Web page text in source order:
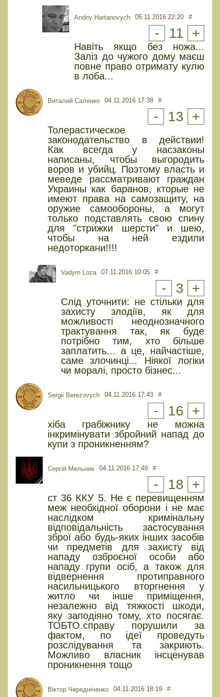
Andriy Hartanovych 05.11.2016 22:20 #
- 11 +
Навіть якщо без ножа...
Заліз до чужого дому маєш
повне право отримату кулю
в лоба...
Виталий Саленко 04.11.2016 17:38 #
- 13 +
Толерастическое
законодательство в действии!
Как всегда у насзаконы
написаны, чтобы выгородить
воров и убийц. Поэтому власть и
меведе рассматривают граждан
Украины как баранов, кторые не
имеют права на самозащиту, на
оружие самообороны, а могут
только подставлять свою спину
для "стрижки шерсти" и шею,
чтобы на ней ездили
недоторкани!!!!
Vadym Loza 07.11.2016 10:05 #
- 3 +
Слід уточнити: не стільки для
захисту злодіїв, як для
можливості неоднозначного
трактування так, як буде
потрібно тим, хто більше
заплатить... а це, найчастіше,
саме злочинці... Ніякої логіки
чи моралі, просто бізнес...
Sergii Berezovych 04.11.2016 17:43 #
- 16 +
хіба грабіжнику не можна
інкримінувати збройний напад до
купи з проникненням?
Сергій Мельник 04.11.2016 17:49 #
- 18 +
ст 36 ККУ 5. Не є перевищенням
меж необхідної оборони і не має
наслідком кримінальну
відповідальність застосування
зброї або будь-яких інших засобів
чи предметів для захисту від
нападу озброєної особи або
нападу групи осіб, а також для
відвернення протиправного
насильницького вторгнення у
житло чи інше приміщення,
незалежно від тяжкості шкоди,
яку заподіяно тому, хто посягає.
ТОБТО.справу порушили за
фактом, по ідеї проведуть
розслідування та закриють.
Можливо власник інсценував
проникнення тощо
Віктор Чередніченко 04.11.2016 18:19 #